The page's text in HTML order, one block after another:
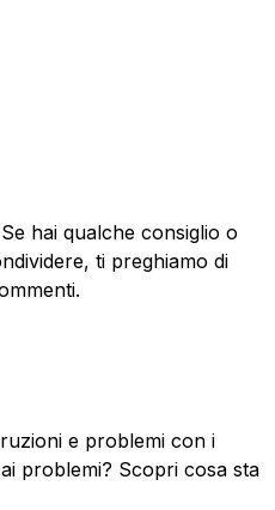
hai qualche consiglio o
ti preghiamo di
e problemi con i
problemi? Scopri cosa sta